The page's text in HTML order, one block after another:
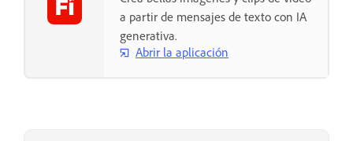
a partir de mensajes de texto con IA
generativa.
Abrir la aplicación